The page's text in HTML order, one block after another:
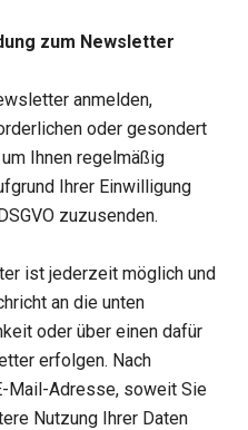
zum Newsletter
anmelden,
oder gesondert
Ihnen regelmäßig
Ihrer Einwilligung
zuzusenden.
ist jederzeit möglich und
an die unten
oder über einen dafür
erfolgen. Nach
Mail-Adresse, soweit Sie
Nutzung Ihrer Daten